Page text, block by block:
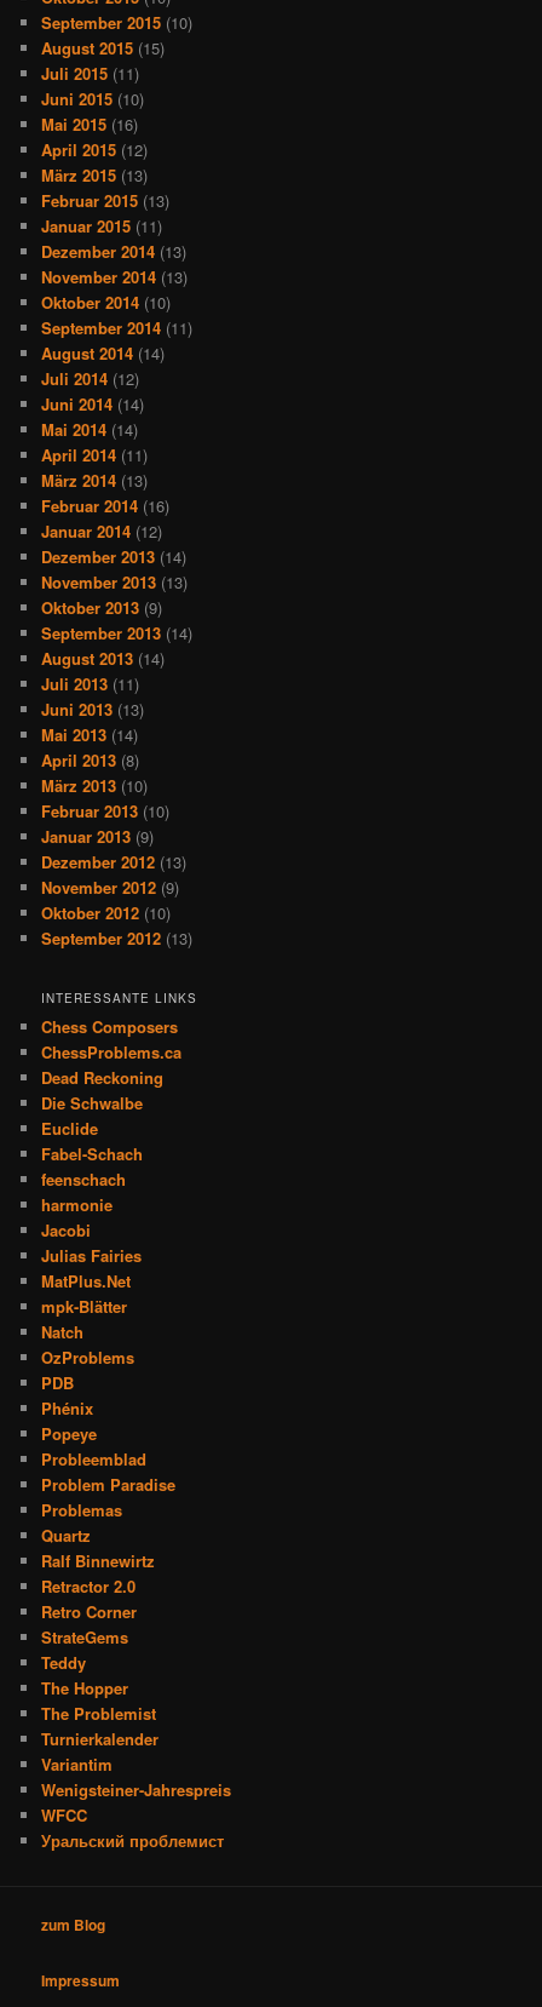
September 2015 (10)
August 2015 (15)
Juli 2015 (11)
Juni 2015 (10)
Mai 2015 (16)
April 2015 (12)
März 2015 (13)
Februar 2015 (13)
Januar 2015 (11)
Dezember 2014 (13)
November 2014 (13)
Oktober 2014 (10)
September 2014 (11)
August 2014 (14)
Juli 2014 (12)
Juni 2014 (14)
Mai 2014 (14)
April 2014 (11)
März 2014 (13)
Februar 2014 (16)
Januar 2014 (12)
Dezember 2013 (14)
November 2013 (13)
Oktober 2013 (9)
September 2013 (14)
August 2013 (14)
Juli 2013 (11)
Juni 2013 (13)
Mai 2013 (14)
April 2013 (8)
März 2013 (10)
Februar 2013 (10)
Januar 2013 (9)
Dezember 2012 (13)
November 2012 (9)
Oktober 2012 (10)
September 2012 (13)
INTERESSANTE LINKS
Chess Composers
ChessProblems.ca
Dead Reckoning
Die Schwalbe
Euclide
Fabel-Schach
feenschach
harmonie
Jacobi
Julias Fairies
MatPlus.Net
mpk-Blätter
Natch
OzProblems
PDB
Phénix
Popeye
Probleemblad
Problem Paradise
Problemas
Quartz
Ralf Binnewirtz
Retractor 2.0
Retro Corner
StrateGems
Teddy
The Hopper
The Problemist
Turnierkalender
Variantim
Wenigsteiner-Jahrespreis
WFCC
Уральский проблемист
zum Blog
Impressum